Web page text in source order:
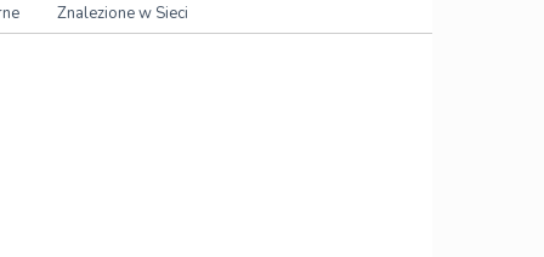
Znalezione w Sieci